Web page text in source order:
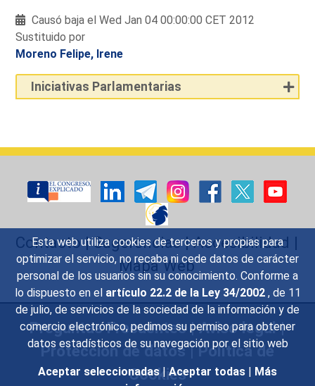
Esta web utiliza cookies de terceros y propias para
optimizar el servicio, no recaba ni cede datos de carácter
personal de los usuarios sin su conocimiento. Conforme a
lo dispuesto en el artículo 22.2 de la Ley 34/2002 , de 11
de julio, de servicios de la sociedad de la información y de
comercio electrónico, pedimos su permiso para obtener
datos estadísticos de su navegación por el sitio web
Aceptar seleccionadas | Aceptar todas | Más
Causó baja el Wed Jan 04 00:00:00 CET 2012
Sustituido por
Moreno Felipe, Irene
Iniciativas Parlamentarias
Contacto|Sugerencias|Accesibilidad |
Mapa Web
Preguntas Frecuentes|Aviso legal|
Protección de datos|Política de
Cookies